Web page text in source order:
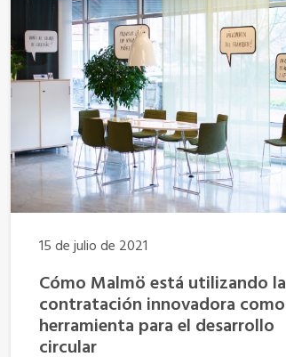
15 de julio de 2021
Cómo Malmö está utilizando la
contratación innovadora como
herramienta para el desarrollo
circular